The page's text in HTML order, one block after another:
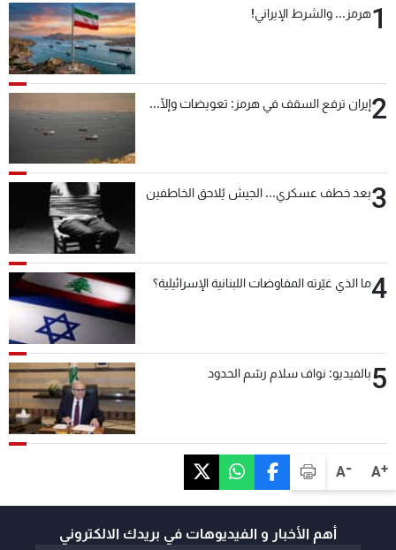
A+
A-
1هرمز... والشرط الإيراني!
2إيران ترفع السقف في هرمز: تعويضات وإلّا...
3بعد خطف عسكري... الجيش يُلاحق الخاطفين
4ما الذي غيّرته المفاوضات اللبنانية الإسرائيلية؟
5بالفيديو: نواف سلام رسّم الحدود
أهم الأخبار و الفيديوهات في بريدك الالكتروني